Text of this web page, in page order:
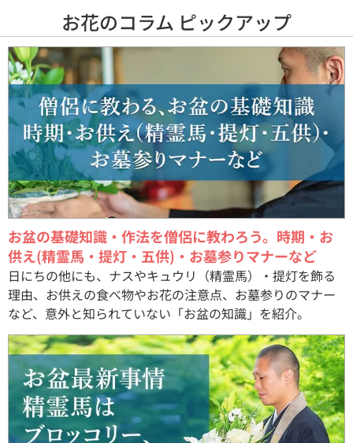
お花のコラム ピックアップ
お盆の基礎知識・作法を僧侶に教わろう。時期・お
供え(精霊馬・提灯・五供)・お墓参りマナーなど
日にちの他にも、ナスやキュウリ（精霊馬）・提灯を飾る
理由、お供えの食べ物やお花の注意点、お墓参りのマナー
など、意外と知られていない「お盆の知識」を紹介。